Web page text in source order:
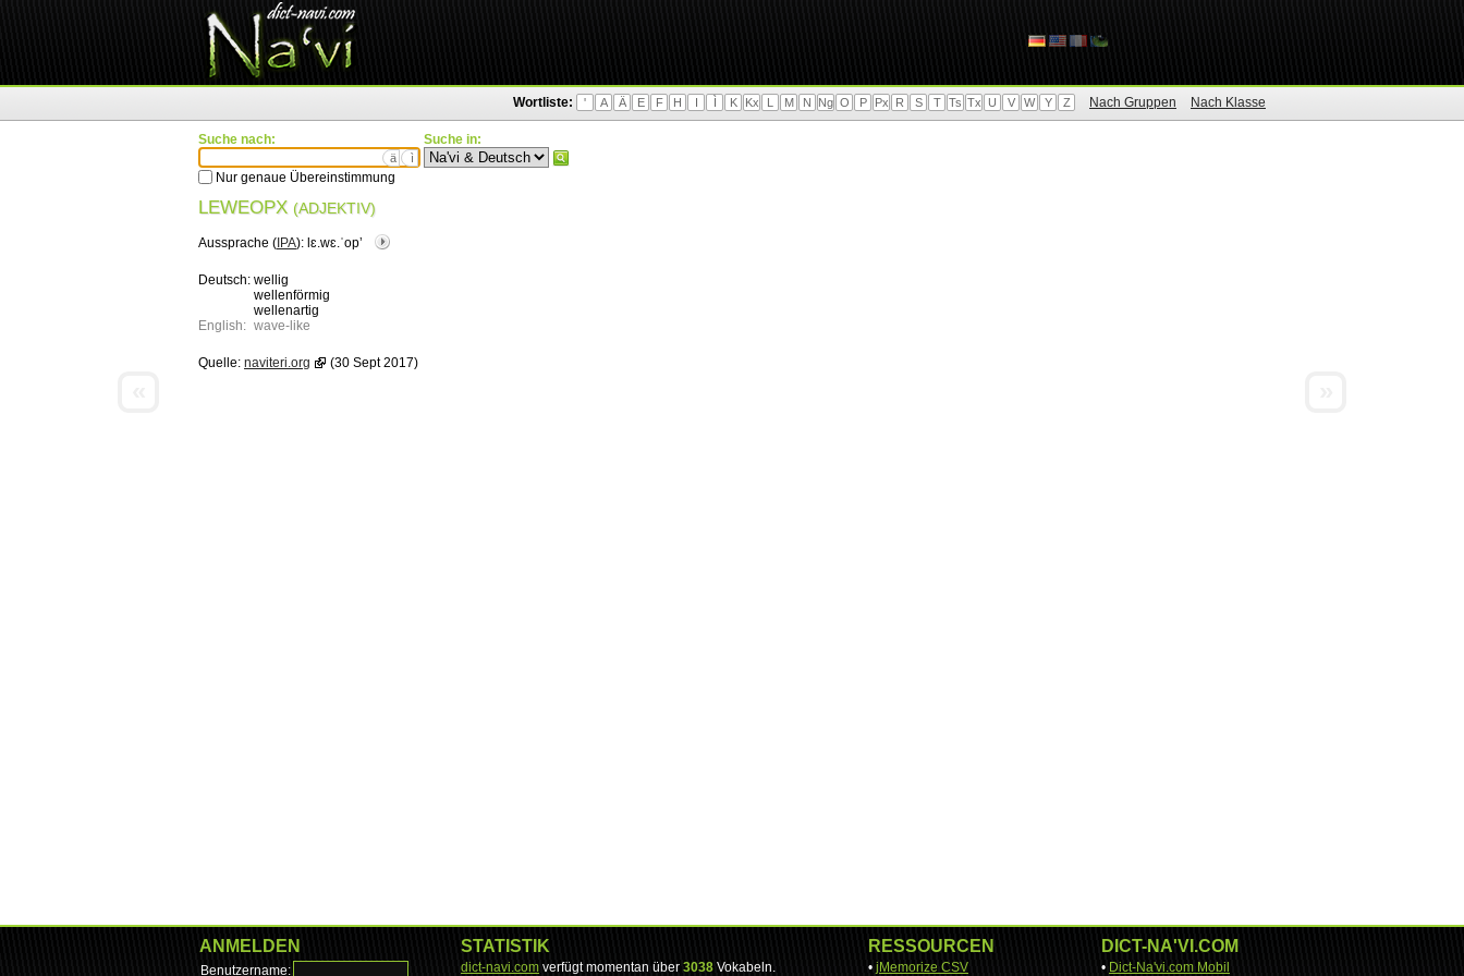
Wortliste: ' A Ä E F H I Ì K Kx L M N Ng O P Px R S T Ts Tx U V W Y Z Nach Gruppen Nach Klasse
Suche nach:
ä ì
Nur genaue Übereinstimmung
Suche in:
LEWEOPX (ADJEKTIV)
Aussprache ( IPA): lɛ.wɛ.ˈopʼ
Deutsch: wellig
wellenförmig
wellenartig
English: wave-like
Quelle: naviteri.org (30 Sept 2017)
ANMELDEN
Benutzername:
STATISTIK
dict-navi.com verfügt momentan über 3038 Vokabeln.
RESSOURCEN
• jMemorize CSV
DICT-NA'VI.COM
• Dict-Na'vi.com Mobil